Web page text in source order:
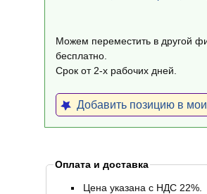
Можем переместить в другой
бесплатно.
Срок от 2-х рабочих дней.
Добавить позицию в мои
Оплата и доставка
Цена указана с НДС 22%.